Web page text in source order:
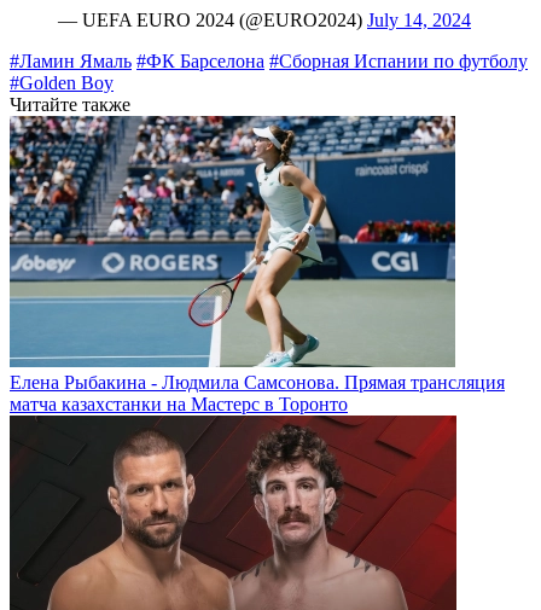
— UEFA EURO 2024 (@EURO2024) July 14, 2024
#Ламин Ямаль #ФК Барселона #Сборная Испании по футболу
#Golden Boy
Читайте также
Елена Рыбакина - Людмила Самсонова. Прямая трансляция
матча казахстанки на Мастерс в Торонто